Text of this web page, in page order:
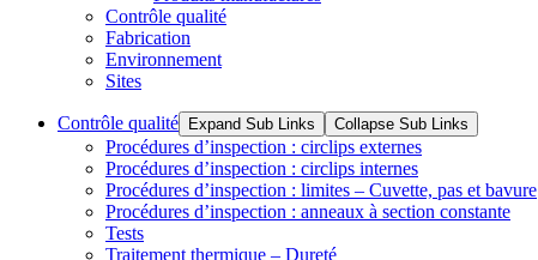
Contrôle qualité
Fabrication
Environnement
Sites
Contrôle qualité Expand Sub Links Collapse Sub Links
Procédures d’inspection : circlips externes
Procédures d’inspection : circlips internes
Procédures d’inspection : limites – Cuvette, pas et bavure
Procédures d’inspection : anneaux à section constante
Tests
Traitement thermique – Dureté